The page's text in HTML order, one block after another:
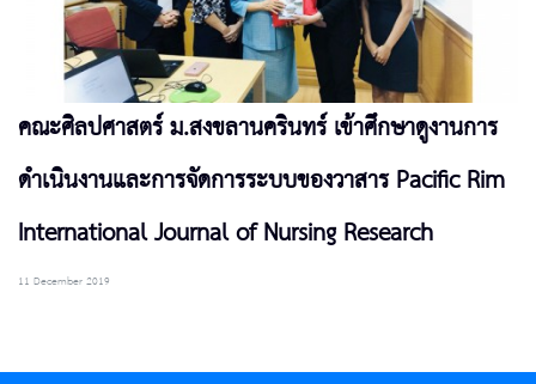
คณะศิลปศาสตร์ ม.สงขลานครินทร์ เข้าศึกษาดูงานการ
ดำเนินงานและการจัดการระบบของวาสาร Pacific Rim
International Journal of Nursing Research
11 December 2019